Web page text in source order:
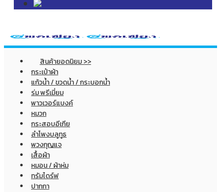
สินค้ายอดนิยม >>
กระเป๋าผ้า
แก้วน้ำ / ขวดน้ำ / กระบอกน้ำ
ร่ม พรีเมี่ยม
พาวเวอร์แบงค์
หมวก
กระสอบอีเกีย
ลำโพงบลูทูธ
พวงกุญแจ
เสื้อผ้า
หมอน / ผ้าห่ม
ทรัมไดร์ฟ
ปากกา